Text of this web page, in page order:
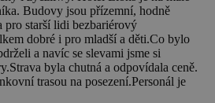
Budovy jsou přízemní, hodně
pro starší lidi bezbariérový
dobré i pro mladší a děti.Co bylo
a navíc se slevami jsme si
byla chutná a odpovídala ceně.
trasou na posezení.Personál je